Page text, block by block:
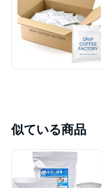
似ている商品